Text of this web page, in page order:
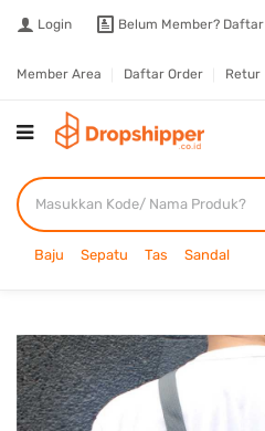
Login Belum Member? Daftar
Member Area Daftar Order Retur
Baju Sepatu Tas Sandal